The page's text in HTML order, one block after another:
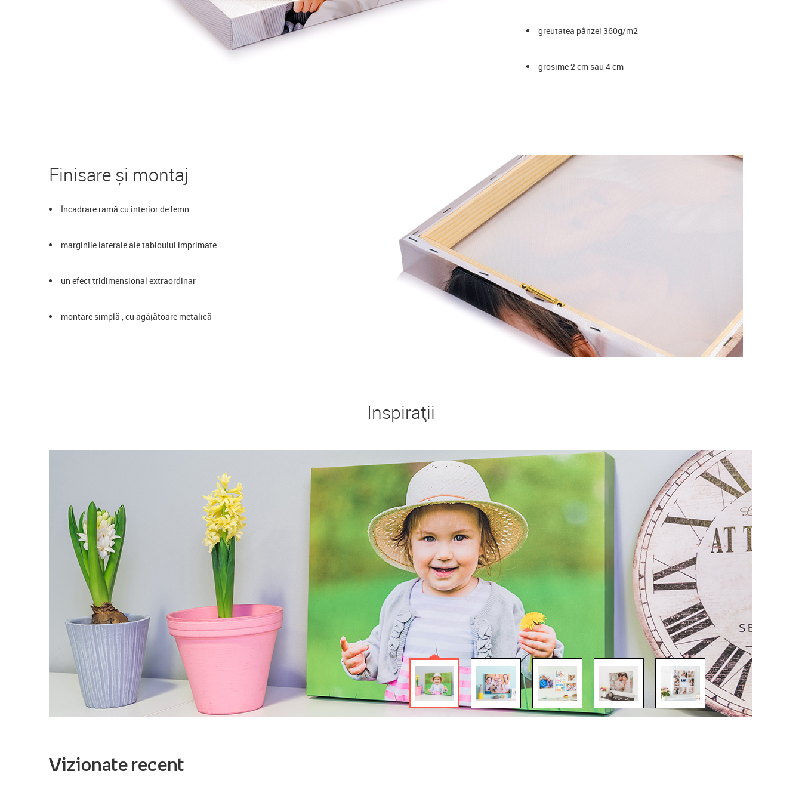
greutatea pânzei 360g/m2
grosime 2 cm sau 4 cm
Finisare și montaj
Încadrare ramă cu interior de lemn
marginile laterale ale tabloului imprimate
un efect tridimensional extraordinar
montare simplă , cu agățătoare metalică
Inspirații
Vizionate recent